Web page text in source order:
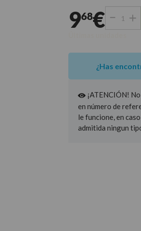
968€
¿Has
¡ATENCIÓN!
en número de
le funcione, en
admitida ningun